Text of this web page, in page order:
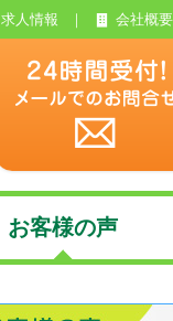
求人情報 会社概要
お客様の声